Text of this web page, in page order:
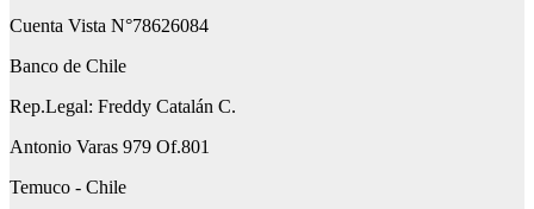
Cuenta Vista N°78626084
Banco de Chile
Rep.Legal: Freddy Catalán C.
Antonio Varas 979 Of.801
Temuco - Chile